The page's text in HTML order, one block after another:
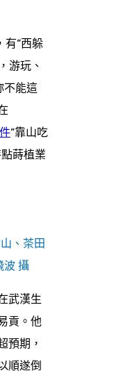
有“西躲
游玩、
不能這
“靠山吃
蒔植業
、茶田
波 攝
武漢生
貢。他
預期，
順遂倒